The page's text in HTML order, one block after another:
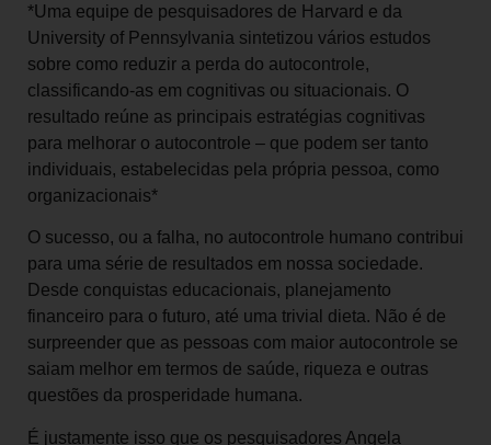
*Uma equipe de pesquisadores de Harvard e da
University of Pennsylvania sintetizou vários estudos
sobre como reduzir a perda do autocontrole,
classificando-as em cognitivas ou situacionais. O
resultado reúne as principais estratégias cognitivas
para melhorar o autocontrole – que podem ser tanto
individuais, estabelecidas pela própria pessoa, como
organizacionais*
O sucesso, ou a falha, no autocontrole humano contribui
para uma série de resultados em nossa sociedade.
Desde conquistas educacionais, planejamento
financeiro para o futuro, até uma trivial dieta. Não é de
surpreender que as pessoas com maior autocontrole se
saiam melhor em termos de saúde, riqueza e outras
questões da prosperidade humana.
É justamente isso que os pesquisadores Angela